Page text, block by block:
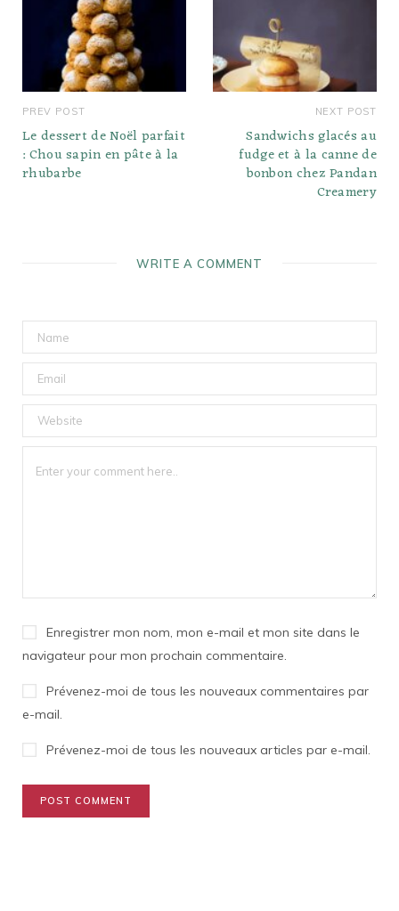
PREV POST
Le dessert de Noël parfait
: Chou sapin en pâte à la
rhubarbe
NEXT POST
Sandwichs glacés au
fudge et à la canne de
bonbon chez Pandan
Creamery
WRITE A COMMENT
Enregistrer mon nom, mon e-mail et mon site dans le
navigateur pour mon prochain commentaire.
Prévenez-moi de tous les nouveaux commentaires par
e-mail.
Prévenez-moi de tous les nouveaux articles par e-mail.